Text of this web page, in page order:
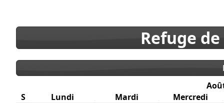
Refuge
S
Lundi Mardi
Mercredi